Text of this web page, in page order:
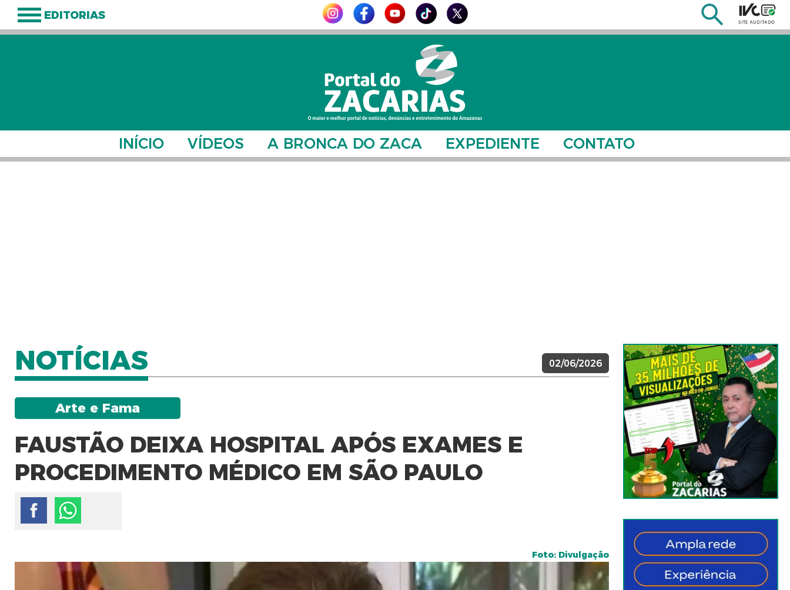
EDITORIAS
INÍCIO VÍDEOS A BRONCA DO ZACA EXPEDIENTE CONTATO
NOTÍCIAS 02/06/2026
Arte e Fama
FAUSTÃO DEIXA HOSPITAL APÓS EXAMES E
PROCEDIMENTO MÉDICO EM SÃO PAULO
Foto: Divulgação